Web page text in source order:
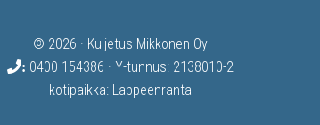
© 2026 · Kuljetus Mikkonen Oy
: 0400 154386 · Y-tunnus: 2138010-2
kotipaikka: Lappeenranta